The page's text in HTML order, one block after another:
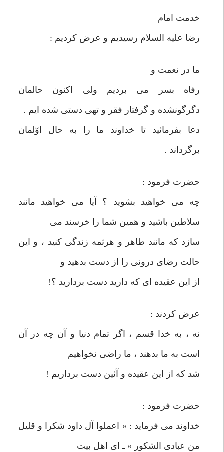
خدمت امام
رضا عليه السلام رسيديم و عرض كرديم :
ما در نعمت و
رفاه بسر می برديم ولی اكنون حالمان
دگرگونشده و گرفتار فقر و تهی دستی شده ايم .
دعا بفرمائید تا خداوند ما را به حال اوّلمان
برگرداند .
حضرت فرمود :
چه می خواهيد بشويد ؟ آيا می خواهيد مانند
سلاطين باشيد و همين شما را خرسند می
سازد كه مانند طاهر و هرثمه زندگی كنيد ، و اين
حالت رضای درونی را از دست بدهيد و
از اين عقيده ای كه داريد دست برداريد ؟!
عرض كردند :
نه ، به خدا قسم ، اگر تمام دنيا و آن چه در آن
است به ما بدهند ، ما راضی نخواهيم
شد كه از اين عقيده و آئين دست برداريم !
حضرت فرمود :
خداوند می فرمايد : « اعملوا آل داود شكرا و قليل
من عبادی الشكور » ـ ای اهل بيت